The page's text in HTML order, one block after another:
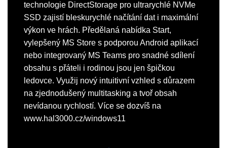
technologie DirectStorage pro ultrarychlé NVMe
SSD zajistí bleskurychlé načítání dat i maximální
výkon ve hrách. Předělaná nabídka Start,
vylepšený MS Store s podporou Android aplikací
nebo integrovaný MS Teams pro snadné sdílení
obsahu s přáteli i rodinou jsou jen špičkou
ledovce. Využij nový intuitivní vzhled s důrazem
na zjednodušený multitasking a tvoř obsah
nevídanou rychlostí. Více se dozvíš na
www.hal3000.cz/windows11